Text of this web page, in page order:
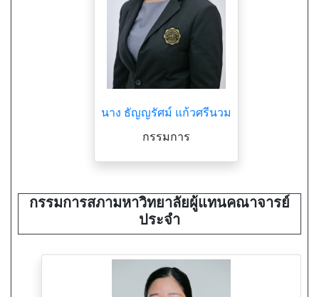
นาง ธัญญรัศม์ แก้วศรีนวม
กรรมการ
กรรมการสภามหาวิทยาลัยผู้แทนคณาจารย์
ประจำ